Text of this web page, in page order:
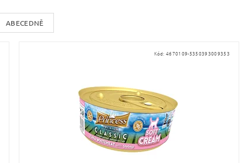
ABECEDNĚ
Kód:4670109-5350393009353